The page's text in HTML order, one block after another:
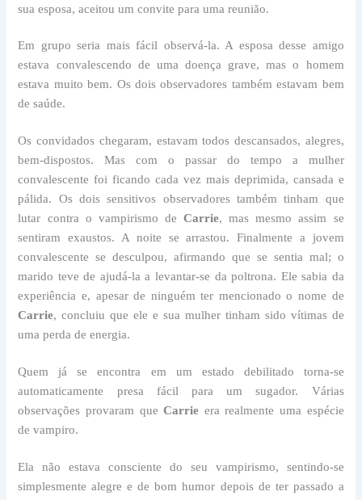
sua esposa, aceitou um convite para uma reunião.
Em grupo seria mais fácil observá-la. A esposa desse amigo
estava convalescendo de uma doença grave, mas o homem
estava muito bem. Os dois observadores também estavam bem
de saúde.
Os convidados chegaram, estavam todos descansados, alegres,
bem-dispostos. Mas com o passar do tempo a mulher
convalescente foi ficando cada vez mais deprimida, cansada e
pálida. Os dois sensitivos observadores também tinham que
lutar contra o vampirismo deCarrie, mas mesmo assim se
sentiram exaustos. A noite se arrastou. Finalmente a jovem
convalescente se desculpou, afirmando que se sentia mal; o
marido teve de ajudá-la a levantar-se da poltrona. Ele sabia da
experiência e, apesar de ninguém ter mencionado o nome de
Carrie, concluiu que ele e sua mulher tinham sido vítimas de
uma perda de energia.
Quem já se encontra em um estado debilitado torna-se
automaticamente presa fácil para um sugador. Várias
observações provaram queCarrie era realmente uma espécie
de vampiro.
Ela não estava consciente do seu vampirismo, sentindo-se
simplesmente alegre e de bom humor depois de ter passado a